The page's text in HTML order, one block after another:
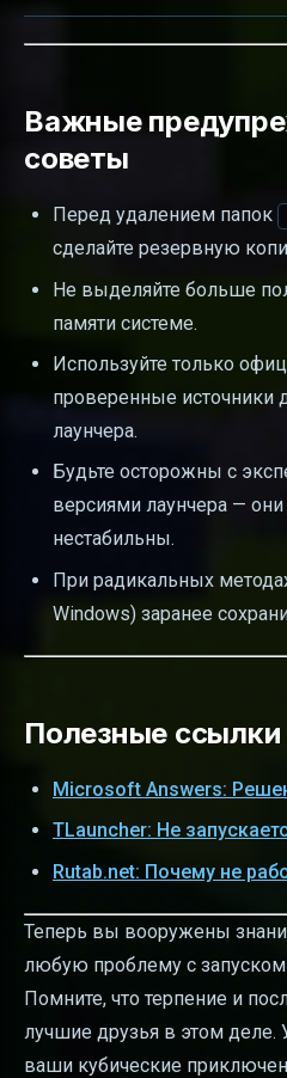
Важные
советы
Перед удалением папок
сделайте резервную
Не выделяйте больше
памяти системе.
Используйте только
проверенные источники
лаунчера.
Будьте осторожны с
версиями лаунчера —
нестабильны.
При радикальных
Windows) заранее
Полезные ссылки
Microsoft Answers:
TLauncher: Не
Rutab.net: Почему не
Теперь вы вооружены
любую проблему с запуском
Помните, что терпение и
лучшие друзья в этом деле.
ваши кубические